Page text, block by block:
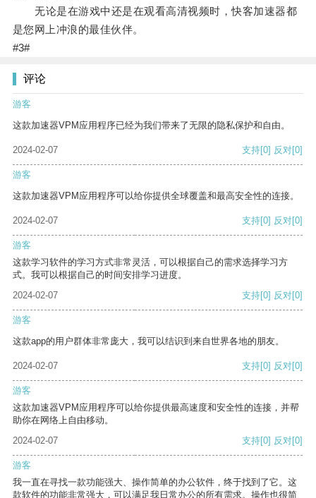
无论是在游戏中还是在观看高清视频时，快客加速器都
是您网上冲浪的最佳伙伴。
#3#
评论
游客
这款加速器VPM应用程序已经为我们带来了无限的隐私保护和自由。
2024-02-07 支持[0] 反对[0]
游客
这款加速器VPM应用程序可以给你提供全球覆盖和最高安全性的连接。
2024-02-07 支持[0] 反对[0]
游客
这款学习软件的学习方式非常灵活，可以根据自己的需求选择学习方
式。我可以根据自己的时间安排学习进度。
2024-02-07
支持[0] 反对[0]
游客
这款app的用户群体非常庞大，我可以结识到来自世界各地的朋友。
2024-02-07 支持[0] 反对[0]
游客
这款加速器VPM应用程序可以给你提供最高速度和安全性的连接，并帮
助你在网络上自由移动。
2024-02-07
支持[0] 反对[0]
游客
我一直在寻找一款功能强大、操作简单的办公软件，终于找到了它。这
款软件的功能非常强大，可以满足我日常办公的所有需求。操作也很简